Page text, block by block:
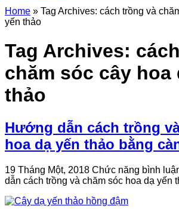
Home » Tag Archives: cách trồng và
yến thảo
Tag Archives:
chăm sóc cây hoa
thảo
Hướng dẫn cách trồng
hoa dạ yến thảo bằng
19 Tháng Một, 2018 Chức năng bình
dẫn cách trồng và chăm sóc hoa dạ yến